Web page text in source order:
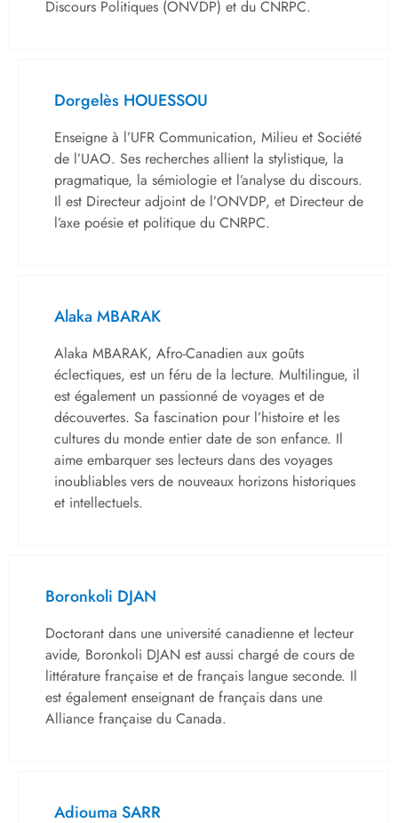
Discours Politiques (ONVDP) et du CNRPC.
Dorgelès HOUESSOU
Enseigne à l’UFR Communication, Milieu et Société
de l’UAO. Ses recherches allient la stylistique, la
pragmatique, la sémiologie et l’analyse du discours.
Il est Directeur adjoint de l’ONVDP, et Directeur de
l’axe poésie et politique du CNRPC.
Alaka MBARAK
Alaka MBARAK, Afro-Canadien aux goûts
éclectiques, est un féru de la lecture. Multilingue, il
est également un passionné de voyages et de
découvertes. Sa fascination pour l’histoire et les
cultures du monde entier date de son enfance. Il
aime embarquer ses lecteurs dans des voyages
inoubliables vers de nouveaux horizons historiques
et intellectuels.
Boronkoli DJAN
Doctorant dans une université canadienne et lecteur
avide, Boronkoli DJAN est aussi chargé de cours de
littérature française et de français langue seconde. Il
est également enseignant de français dans une
Alliance française du Canada.
Adiouma SARR